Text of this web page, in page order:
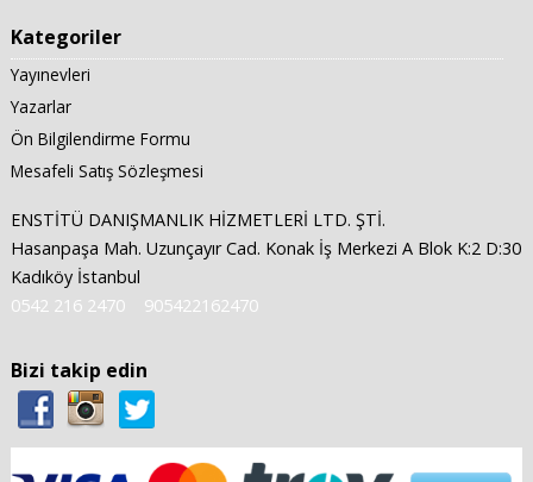
Kategoriler
Yayınevleri
Yazarlar
Ön Bilgilendirme Formu
Mesafeli Satış Sözleşmesi
ENSTİTÜ DANIŞMANLIK HİZMETLERİ LTD. ŞTİ.
Hasanpaşa Mah. Uzunçayır Cad. Konak İş Merkezi A Blok K:2 D:30
Kadıköy İstanbul
0542 216 2470
905422162470
Bizi takip edin